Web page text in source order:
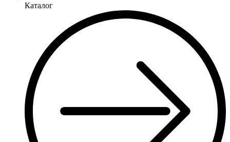
Каталог